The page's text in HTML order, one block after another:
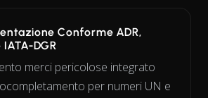
Conforme ADR,
IATA-DGR
merci pericolose integrato
per numeri UN e